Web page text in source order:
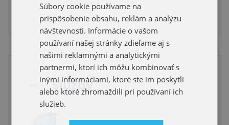
Služby
Súbory cookie používame na
prispôsobenie obsahu, reklám a analýzu
návštevnosti. Informácie o vašom
používaní našej stránky zdieľame aj s
našimi reklamnými a analytickými
partnermi, ktorí ich môžu kombinovať s
inými informáciami, ktoré ste im poskytli
alebo ktoré zhromaždili pri používaní ich
služieb.